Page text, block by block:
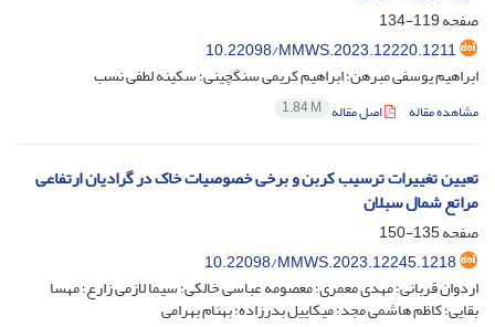
صفحه119-134
10.22098/MMWS.2023.12220.1211
ابراهیم یوسفی مبرهن؛ ابراهیم کریمی سنگچینی؛ سکینه لطفی نسب
مشاهده مقاله اصل مقاله 1.84 M
تعیین تغییرات ترسیب کربن و برخی خصوصیات خاک در گرادیان ارتفاعی
مراتع شمال سبلان
صفحه135-150
10.22098/MMWS.2023.12245.1218
اردوان قربانی؛ مهدی معمری؛ معصومه عباسی خالکی؛ سیما لازمی زارع؛ مهسا
بقایی؛ کاظم هاشمی مجد؛ میکاییل بدرزاده؛ بهنام بهرامی